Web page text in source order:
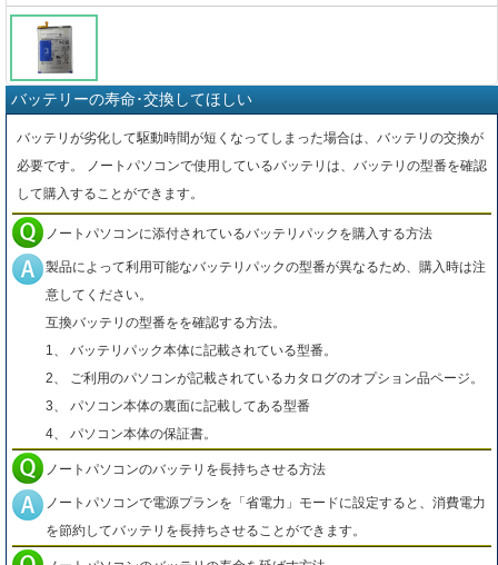
バッテリーの寿命･交換してほしい
バッテリが劣化して駆動時間が短くなってしまった場合は、バッテリの交換が
必要です。 ノートパソコンで使用しているバッテリは、バッテリの型番を確認
して購入することができます。
ノートパソコンに添付されているバッテリパックを購入する方法
製品によって利用可能なバッテリパックの型番が異なるため、購入時は注
意してください。
互換バッテリの型番をを確認する方法。
1、 バッテリパック本体に記載されている型番。
2、 ご利用のパソコンが記載されているカタログのオプション品ページ。
3、 パソコン本体の裏面に記載してある型番
4、 パソコン本体の保証書。
ノートパソコンのバッテリを長持ちさせる方法
ノートパソコンで電源プランを「省電力」モードに設定すると、消費電力
を節約してバッテリを長持ちさせることができます。